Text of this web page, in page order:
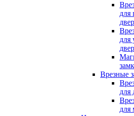
для
для
Врезные
для
для